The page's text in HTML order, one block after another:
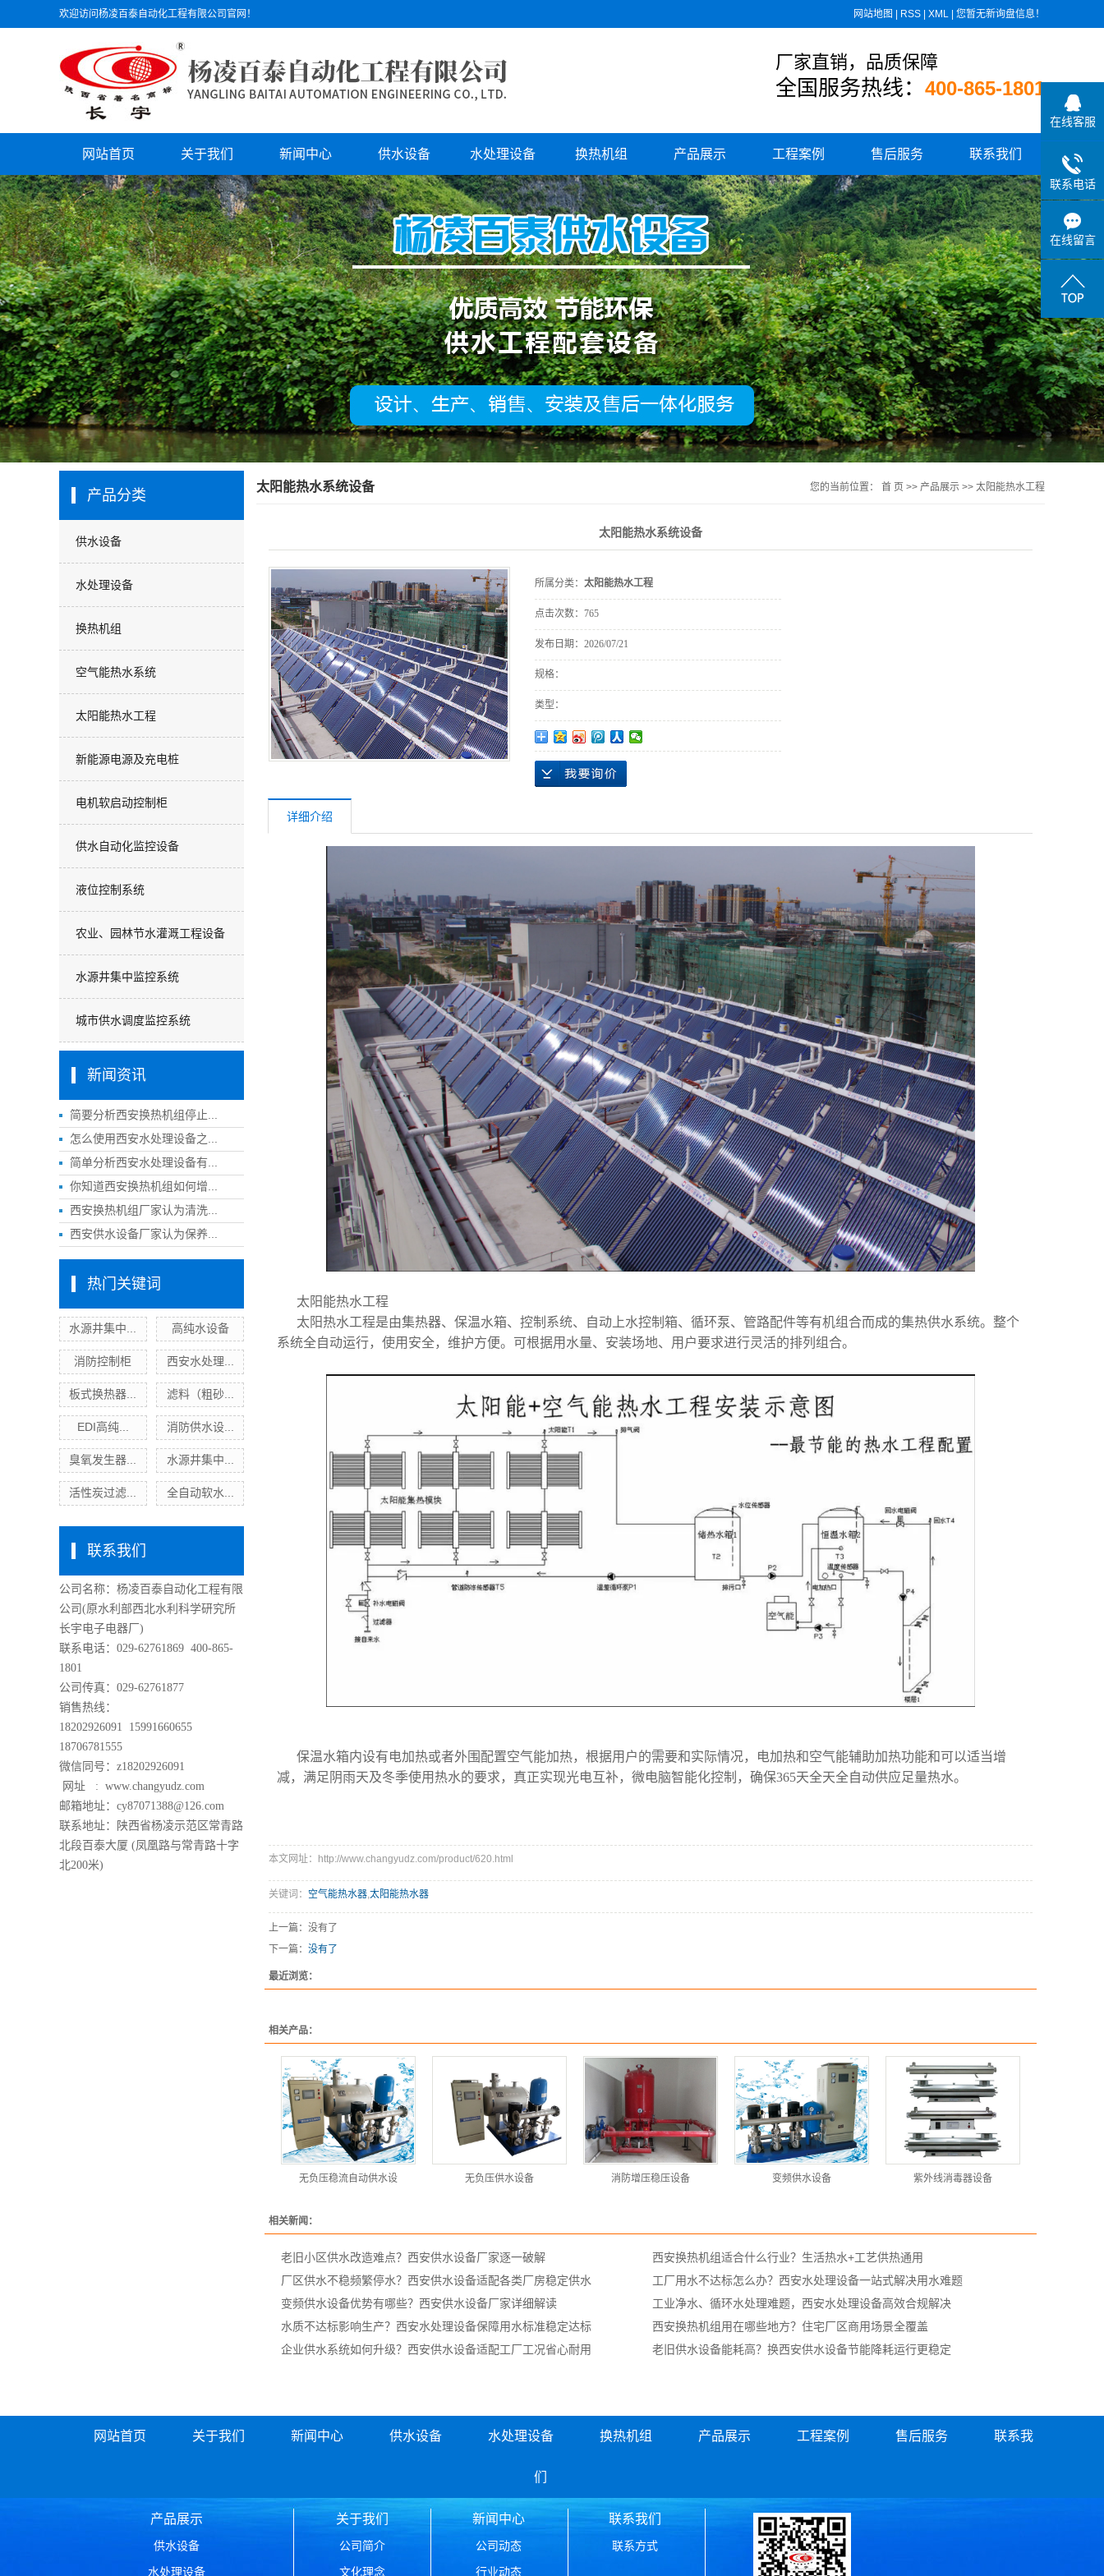
欢迎访问杨凌百泰自动化工程有限公司官网！ 网站地图 RSS XML 您暂无新询盘信息！
厂家直销，品质保障
全国服务热线： 400-865-1801
网站首页 关于我们
公司简介
文化理念
组织机构
员工风采
公司荣誉
资质证书
厂房展示
客户名录
营业执照
新闻中心
公司动态
行业动态
技术支持
供水设备 水处理设备 换热机组 产品展示 工程案例
住宅小区供水
城乡水厂供水
学校、医院供水
高速公路供水
小区板式换热设备
消防气体顶压设备
一体化净水器
售后服务 联系我们
产品分类
供水设备
水处理设备
换热机组
空气能热水系统
太阳能热水工程
新能源电源及充电桩
电机软启动控制柜
供水自动化监控设备
液位控制系统
农业、园林节水灌溉工程设备
水源井集中监控系统
城市供水调度监控系统
新闻资讯
简要分析西安换热机组停止...
怎么使用西安水处理设备之...
简单分析西安水处理设备有...
你知道西安换热机组如何增...
西安换热机组厂家认为清洗...
西安供水设备厂家认为保养...
热门关键词
水源井集中... 高纯水设备
消防控制柜 西安水处理...
板式换热器... 滤料（粗砂...
EDI高纯... 消防供水设...
臭氧发生器... 水源井集中...
活性炭过滤... 全自动软水...
联系我们
公司名称：杨凌百泰自动化工程有限
公司 (原水利部西北水利科学研究所
长宇电子电器厂)
联系电话：029-62761869 400-865-
1801
公司传真：029-62761877
销售热线：
18202926091 15991660655
18706781555
微信同号：z18202926091
网址 : www.changyudz.com
邮箱地址：cy87071388@126.com
联系地址：陕西省杨凌示范区常青路
北段百泰大厦 (凤凰路与常青路十字
北200米)
太阳能热水系统设备 您的当前位置： 首 页 >> 产品展示 >> 太阳能热水工程
太阳能热水系统设备
所属分类： 太阳能热水工程
点击次数： 765
发布日期： 2026/07/21
规格：
类型：
详细介绍
太阳能热水工程
太阳热水工程是由集热器、保温水箱、控制系统、自动上水控制箱、循环泵、管路配件等有机组合而成的集热供水系统。整个
系统全自动运行，使用安全，维护方便。可根据用水量、安装场地、用户要求进行灵活的排列组合。
保温水箱内设有电加热或者外围配置空气能加热，根据用户的需要和实际情况，电加热和空气能辅助加热功能和可以适当增
减，满足阴雨天及冬季使用热水的要求，真正实现光电互补，微电脑智能化控制，确保365天全天全自动供应足量热水。
本文网址：http://www.changyudz.com/product/620.html
关键词： 空气能热水器,太阳能热水器
上一篇：没有了
下一篇： 没有了
最近浏览：
相关产品：
无负压稳流自动供水设 无负压供水设备 消防增压稳压设备 变频供水设备 紫外线消毒器设备
相关新闻：
老旧小区供水改造难点？西安供水设备厂家逐一破解
西安换热机组适合什么行业？生活热水+工艺供热通用
厂区供水不稳频繁停水？西安供水设备适配各类厂房稳定供水
工厂用水不达标怎么办？西安水处理设备一站式解决用水难题
变频供水设备优势有哪些？西安供水设备厂家详细解读
工业净水、循环水处理难题，西安水处理设备高效合规解决
水质不达标影响生产？西安水处理设备保障用水标准稳定达标
西安换热机组用在哪些地方？住宅厂区商用场景全覆盖
企业供水系统如何升级？西安供水设备适配工厂工况省心耐用
老旧供水设备能耗高？换西安供水设备节能降耗运行更稳定
网站首页 关于我们 新闻中心 供水设备 水处理设备 换热机组 产品展示 工程案例 售后服务 联系我
们
产品展示
供水设备
水处理设备
关于我们
公司简介
文化理念
新闻中心
公司动态
行业动态
联系我们
联系方式
在线客服
联系电话
在线留言